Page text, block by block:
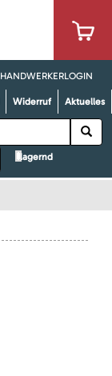
HANDWERKERLOGIN
Widerruf Aktuelles
lagernd